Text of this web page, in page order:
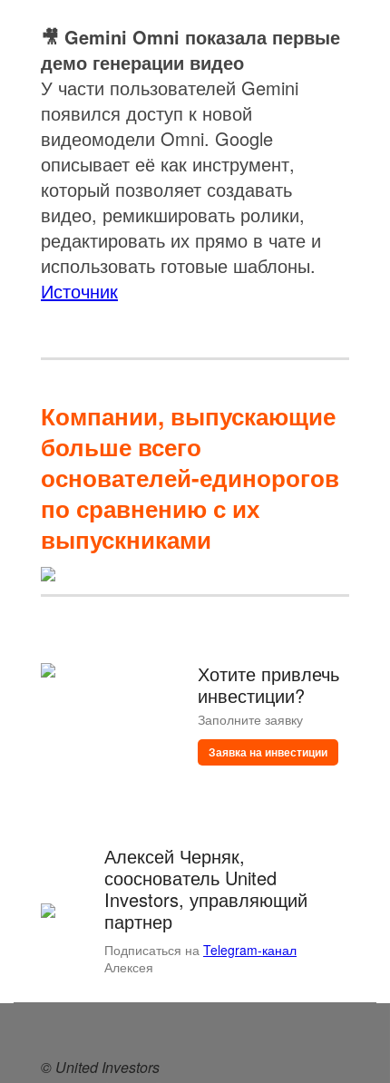
🎥 Gemini Omni показала первые
демо генерации видео
У части пользователей Gemini
появился доступ к новой
видеомодели Omni. Google
описывает её как инструмент,
который позволяет создавать
видео, ремикшировать ролики,
редактировать их прямо в чате и
использовать готовые шаблоны.
Источник
Компании, выпускающие
больше всего
основателей-единорогов
по сравнению с их
выпускниками
Хотите привлечь
инвестиции?
Заполните заявку
Заявка на инвестиции
Алексей Черняк,
сооснователь United
Investors, управляющий
партнер
Подписаться на Telegram-канал
Алексея
© United Investors